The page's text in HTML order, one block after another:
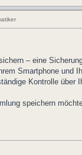
– eine
Smartphone und
Kontrolle über
speichern